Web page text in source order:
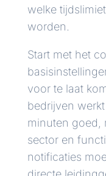
welke
worden.
Start met het
voor te laat
bedrijven
minuten goed,
sector en
notificaties